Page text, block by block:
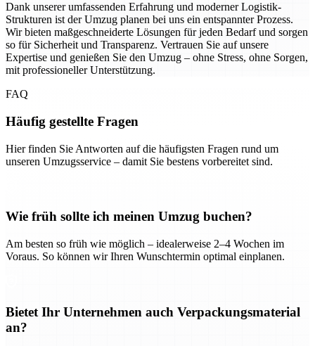
Dank unserer umfassenden Erfahrung und moderner Logistik-
Strukturen ist der Umzug planen bei uns ein entspannter Prozess.
Wir bieten maßgeschneiderte Lösungen für jeden Bedarf und sorgen
so für Sicherheit und Transparenz. Vertrauen Sie auf unsere
Expertise und genießen Sie den Umzug – ohne Stress, ohne Sorgen,
mit professioneller Unterstützung.
FAQ
Häufig gestellte Fragen
Hier finden Sie Antworten auf die häufigsten Fragen rund um
unseren Umzugsservice – damit Sie bestens vorbereitet sind.
Wie früh sollte ich meinen Umzug buchen?
Am besten so früh wie möglich – idealerweise 2–4 Wochen im
Voraus. So können wir Ihren Wunschtermin optimal einplanen.
Bietet Ihr Unternehmen auch Verpackungsmaterial
an?